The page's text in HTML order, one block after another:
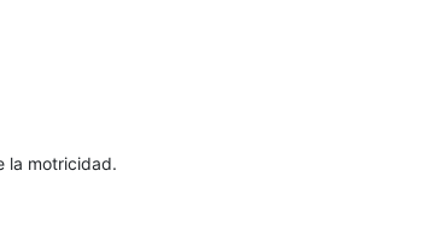
la motricidad.